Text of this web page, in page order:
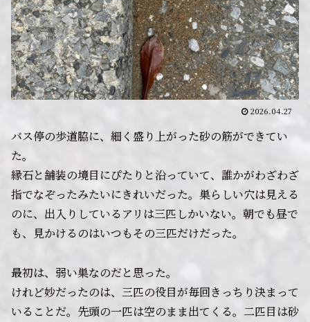
2026.04.27
バス停の歩道脇に、細く盛り上がった砂の筋ができてい
た。
縁石と舗装の境目にぴたりと沿っていて、誰かがわざわざ
指でなぞったみたいにきれいだった。巣らしい穴は見える
のに、出入りしているアリは三匹しかいない。朝でも昼で
も、見かけるのはいつもその三匹だけだった。
最初は、弱い巣なのだと思った。
けれど妙だったのは、三匹の役目が毎回きっちり決まって
いることだ。先頭の一匹は空のまま出てくる。二匹目は砂